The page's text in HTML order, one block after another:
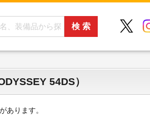
54DS）
あります。